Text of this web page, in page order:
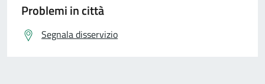
Problemi in città
Segnala disservizio